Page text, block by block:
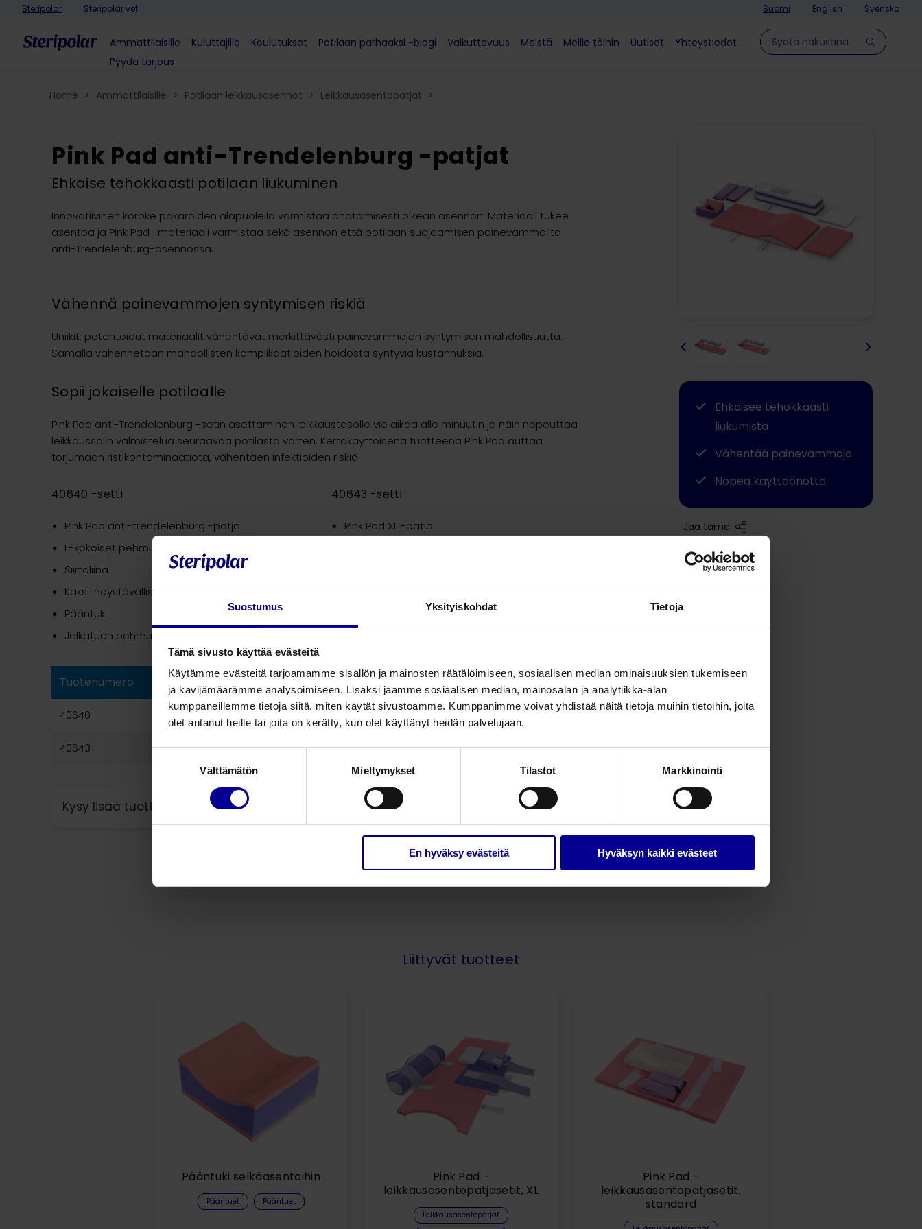
Suostumus Yksityiskohdat Tietoja
Tämä sivusto käyttää evästeitä
Käytämme evästeitä tarjoamamme sisällön ja mainosten räätälöimiseen, sosiaalisen median ominaisuuksien tukemiseen
ja kävijämäärämme analysoimiseen. Lisäksi jaamme sosiaalisen median, mainosalan ja analytiikka-alan
kumppaneillemme tietoja siitä, miten käytät sivustoamme. Kumppanimme voivat yhdistää näitä tietoja muihin tietoihin, joita
olet antanut heille tai joita on kerätty, kun olet käyttänyt heidän palvelujaan.
Välttämätön Mieltymykset Tilastot Markkinointi
En hyväksy evästeitä Hyväksyn kaikki evästeet
Skip to content
Steripolar Steripolar vet Suomi English Svenska
Ammattilaisille Kuluttajille Koulutukset Potilaan parhaaksi -blogi Vaikuttavuus Meistä Meille töihin Uutiset
Yhteystiedot
Pyydä tarjous
Hae sivulla
Home > Ammattilaisille > Potilaan leikkausasennot​ > Leikkausasentopatjat >
Pink Pad anti-Trendelenburg -patjat
Ehkäise tehokkaasti potilaan liukuminen
Innovatiivinen koroke pakaroiden alapuolella varmistaa anatomisesti oikean asennon. Materiaali tukee
asentoa ja Pink Pad -materiaali varmistaa sekä asennon että potilaan suojaamisen painevammoilta
anti-Trendelenburg-asennossa.
Vähennä painevammojen syntymisen riskiä
Uniikit, patentoidut materiaalit vähentävät merkittävästi painevammojen syntymisen mahdollisuutta.
Samalla vähennetään mahdollisten komplikaatioiden hoidosta syntyviä kustannuksia.
Sopii jokaiselle potilaalle
Pink Pad anti-Trendelenburg -setin asettaminen leikkaustasolle vie aikaa alle minuutin ja näin nopeuttaa
leikkaussalin valmistelua seuraavaa potilasta varten. Kertakäyttöisenä tuotteena Pink Pad auttaa
torjumaan ristikontaminaatiota, vähentäen infektioiden riskiä.
40640 -setti
Pink Pad anti-trendelenburg -patja
L-kokoiset pehmusteet käsille
Siirtoliina
Kaksi ihoystävällistä kiinnitysvyöt
Pääntuki
Jalkatuen pehmuste/liukueste
40643 -setti
Pink Pad XL -patja
Kaksi ihoystävällistä kiinnitysvyötä
Tuotenumero Tuotekuvaus Pakkauskoko
40640 Pink Pad anti-Trendelenburg -patjasetti
40643 Pink Pad XL-patjasetti 3
Kysy lisää tuotteesta
>
<
Ehkäisee tehokkaasti
liukumista
Vähentää painevammoja
Nopea käyttöönotto
Jaa tämä
Liittyvät tuotteet
Pääntuki selkäasentoihin
Pääntuet​ Pääntuet
Pink Pad -
leikkausasentopatjasetit, XL
Leikkausasentopatjat
Pink Pad -
leikkausasentopatjasetit,
standard